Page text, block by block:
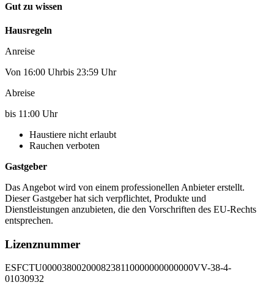
Gut zu wissen
Hausregeln
Anreise
Von 16:00 Uhrbis 23:59 Uhr
Abreise
bis 11:00 Uhr
Haustiere nicht erlaubt
Rauchen verboten
Gastgeber
Das Angebot wird von einem professionellen Anbieter erstellt.
Dieser Gastgeber hat sich verpflichtet, Produkte und
Dienstleistungen anzubieten, die den Vorschriften des EU-Rechts
entsprechen.
Lizenznummer
ESFCTU0000380020008238110000000000000VV-38-4-
01030932